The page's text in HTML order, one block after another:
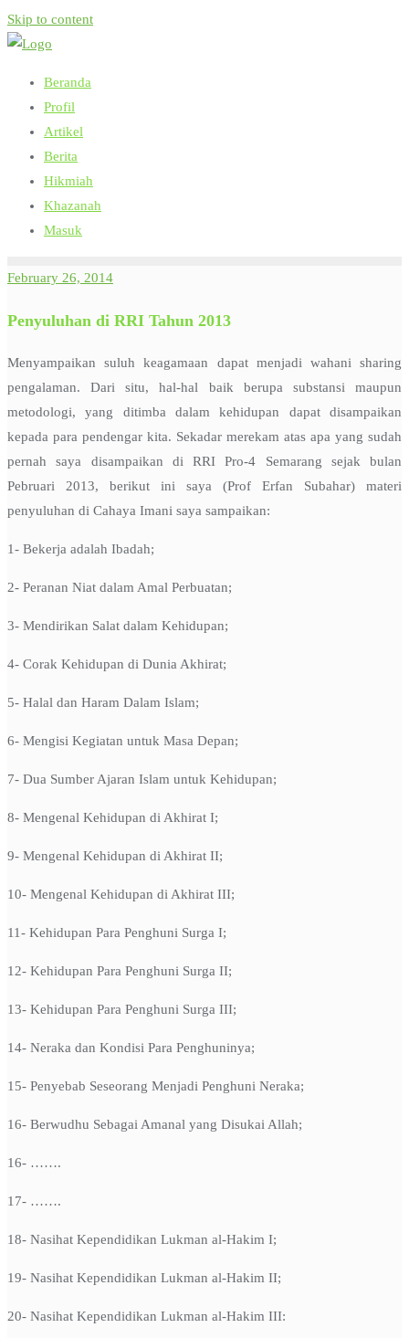
Skip to content
Beranda
Profil
Artikel
Berita
Hikmiah
Khazanah
Masuk
February 26, 2014
Penyuluhan di RRI Tahun 2013
Menyampaikan suluh keagamaan dapat menjadi wahani sharing
pengalaman. Dari situ, hal-hal baik berupa substansi maupun
metodologi, yang ditimba dalam kehidupan dapat disampaikan
kepada para pendengar kita. Sekadar merekam atas apa yang sudah
pernah saya disampaikan di RRI Pro-4 Semarang sejak bulan
Pebruari 2013, berikut ini saya (Prof Erfan Subahar) materi
penyuluhan di Cahaya Imani saya sampaikan:
1- Bekerja adalah Ibadah;
2- Peranan Niat dalam Amal Perbuatan;
3- Mendirikan Salat dalam Kehidupan;
4- Corak Kehidupan di Dunia Akhirat;
5- Halal dan Haram Dalam Islam;
6- Mengisi Kegiatan untuk Masa Depan;
7- Dua Sumber Ajaran Islam untuk Kehidupan;
8- Mengenal Kehidupan di Akhirat I;
9- Mengenal Kehidupan di Akhirat II;
10- Mengenal Kehidupan di Akhirat III;
11- Kehidupan Para Penghuni Surga I;
12- Kehidupan Para Penghuni Surga II;
13- Kehidupan Para Penghuni Surga III;
14- Neraka dan Kondisi Para Penghuninya;
15- Penyebab Seseorang Menjadi Penghuni Neraka;
16- Berwudhu Sebagai Amanal yang Disukai Allah;
16- …….
17- …….
18- Nasihat Kependidikan Lukman al-Hakim I;
19- Nasihat Kependidikan Lukman al-Hakim II;
20- Nasihat Kependidikan Lukman al-Hakim III: